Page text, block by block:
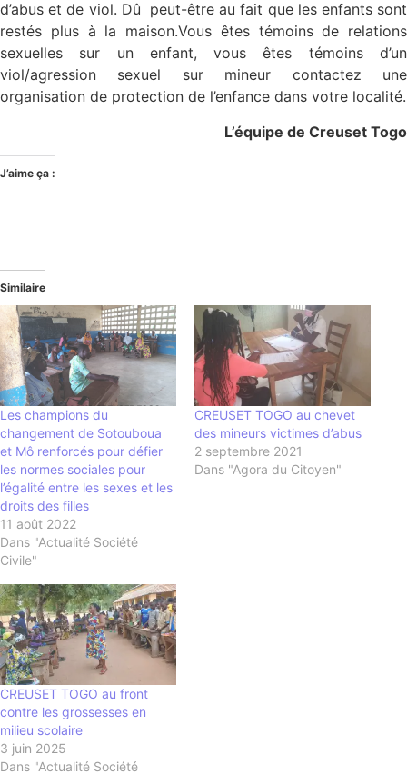
d’abus et de viol. Dû peut-être au fait que les enfants sont
restés plus à la maison.Vous êtes témoins de relations
sexuelles sur un enfant, vous êtes témoins d’un
viol/agression sexuel sur mineur contactez une
organisation de protection de l’enfance dans votre localité.
L’équipe de Creuset Togo
J’aime ça :
Similaire
Les champions du
changement de Sotouboua
et Mô renforcés pour défier
les normes sociales pour
l’égalité entre les sexes et les
droits des filles
11 août 2022
Dans "Actualité Société
Civile"
CREUSET TOGO au chevet
des mineurs victimes d’abus
2 septembre 2021
Dans "Agora du Citoyen"
CREUSET TOGO au front
contre les grossesses en
milieu scolaire
3 juin 2025
Dans "Actualité Société